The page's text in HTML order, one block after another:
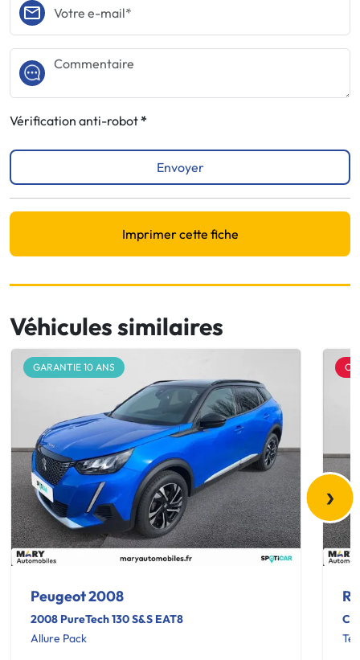
Vérification anti-robot
Envoyer
Imprimer cette fiche
Véhicules similaires
GARANTIE 10 ANS
Peugeot 2008
2008 PureTech 130 S&S EAT8
Allure Pack
›